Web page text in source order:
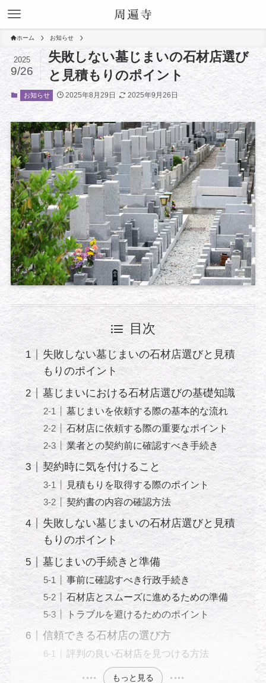
ホーム お知らせ
失敗しない墓じまいの石材店選び
と見積もりのポイント
2025
9/26
お知らせ 2025年8月29日 2025年9月26日
目次
失敗しない墓じまいの石材店選びと見積
もりのポイント
墓じまいにおける石材店選びの基礎知識
墓じまいを依頼する際の基本的な流れ
石材店に依頼する際の重要なポイント
業者との契約前に確認すべき手続き
契約時に気を付けること
見積もりを取得する際のポイント
契約書の内容の確認方法
失敗しない墓じまいの石材店選びと見積
もりのポイント
墓じまいの手続きと準備
事前に確認すべき行政手続き
石材店とスムーズに進めるための準備
トラブルを避けるためのポイント
信頼できる石材店の選び方
評判の良い石材店を見つける方法
もっと見る